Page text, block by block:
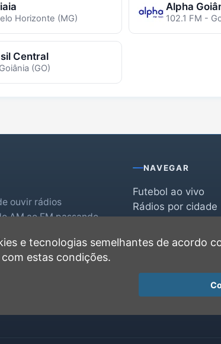
Horizonte (MG)
Alpha
102.1 FM -
Central
(GO)
ouvir rádios
AM ao FM passando
NAVEGAR
Futebol ao vivo
Rádios por cidade
Favoritas
e tecnologias semelhantes de acordo
estas condições.